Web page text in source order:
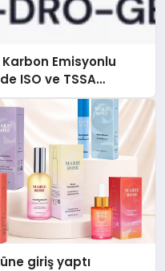
Karbon Emisyonlu
ISO ve TSSA
giriş yaptı